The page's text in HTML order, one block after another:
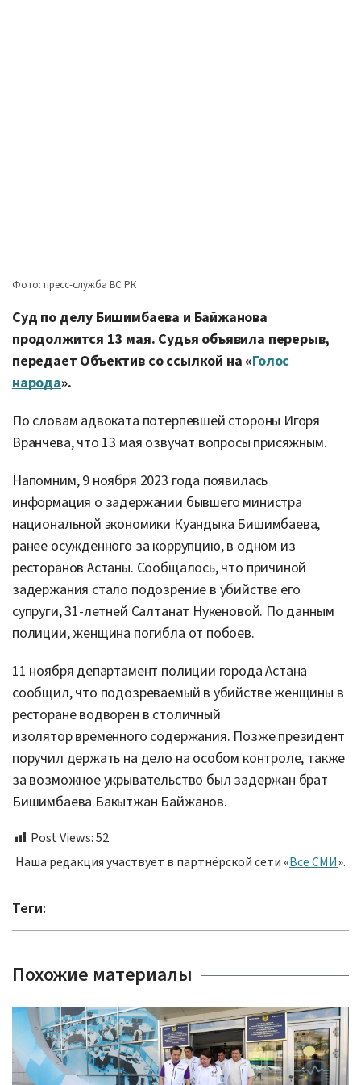
Фото: пресс-служба ВС РК
Суд по делу Бишимбаева и Байжанова
продолжится 13 мая. Судья объявила перерыв,
передает Объектив со ссылкой на «Голос
народа».
По словам адвоката потерпевшей стороны Игоря
Вранчева, что 13 мая озвучат вопросы присяжным.
Напомним, 9 ноября 2023 года появилась
информация о задержании бывшего министра
национальной экономики Куандыка Бишимбаева,
ранее осужденного за коррупцию, в одном из
ресторанов Астаны. Сообщалось, что причиной
задержания стало подозрение в убийстве его
супруги, 31-летней Салтанат Нукеновой. По данным
полиции, женщина погибла от побоев.
11 ноября департамент полиции города Астана
сообщил, что подозреваемый в убийстве женщины в
ресторане водворен в столичный
изолятор временного содержания. Позже президент
поручил держать на дело на особом контроле, также
за возможное укрывательство был задержан брат
Бишимбаева Бакытжан Байжанов.
Post Views:52
Наша редакция участвует в партнёрской сети «Все СМИ».
Теги:
Похожие материалы